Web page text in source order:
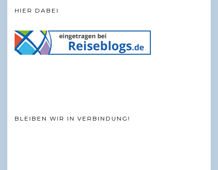
HIER DABEI
BLEIBEN WIR IN VERBINDUNG!